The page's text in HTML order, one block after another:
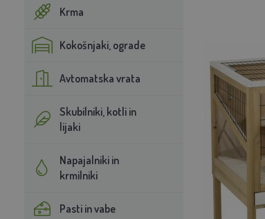
Krma
Kokošnjaki, ograde
Avtomatska vrata
Skubilniki, kotli in
lijaki
Napajalniki in
krmilniki
Pasti in vabe